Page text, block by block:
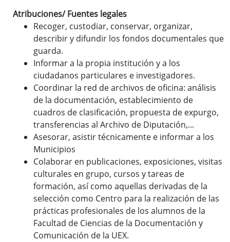
Atribuciones/ Fuentes legales
Recoger, custodiar, conservar, organizar,
describir y difundir los fondos documentales que
guarda.
Informar a la propia institución y a los
ciudadanos particulares e investigadores.
Coordinar la red de archivos de oficina: análisis
de la documentación, establecimiento de
cuadros de clasificación, propuesta de expurgo,
transferencias al Archivo de Diputación,...
Asesorar, asistir técnicamente e informar a los
Municipios
Colaborar en publicaciones, exposiciones, visitas
culturales en grupo, cursos y tareas de
formación, así como aquellas derivadas de la
selección como Centro para la realización de las
prácticas profesionales de los alumnos de la
Facultad de Ciencias de la Documentación y
Comunicación de la UEX.